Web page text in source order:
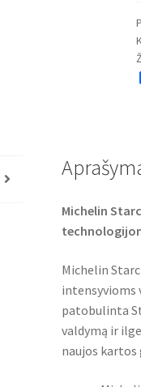
6
-
Michelin
Michelin
intensyvioms
patobulinta
valdymą ir
naujos kartos